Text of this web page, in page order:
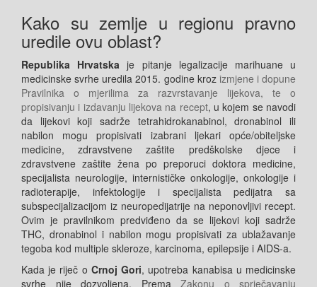
Kako su zemlje u regionu pravno
uredile ovu oblast?
Republika Hrvatska je pitanje legalizacije marihuane u
medicinske svrhe uredila 2015. godine kroz izmjene i dopune
Pravilnika o mjerilima za razvrstavanje lijekova, te o
propisivanju i izdavanju lijekova na recept, u kojem se navodi
da lijekovi koji sadrže tetrahidrokanabinol, dronabinol ili
nabilon mogu propisivati izabrani ljekari opće/obiteljske
medicine, zdravstvene zaštite predškolske djece i
zdravstvene zaštite žena po preporuci doktora medicine,
specijalista neurologije, internističke onkologije, onkologije i
radioterapije, infektologije i specijalista pedijatra sa
subspecijalizacijom iz neuropedijatrije na neponovljivi recept.
Ovim je pravilnikom predviđeno da se lijekovi koji sadrže
THC, dronabinol i nabilon mogu propisivati za ublažavanje
tegoba kod multiple skleroze, karcinoma, epilepsije i AIDS-a.
Kada je riječ o Crnoj Gori, upotreba kanabisa u medicinske
svrhe nije dozvoljena. Prema
Zakonu o sprječavanju